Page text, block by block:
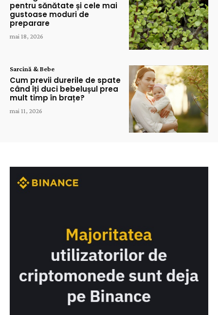
pentru sănătate și cele mai
gustoase moduri de
preparare
mai 18, 2026
Sarcină & Bebe
Cum previi durerile de spate
când îți duci bebelușul prea
mult timp în brațe?
mai 11, 2026